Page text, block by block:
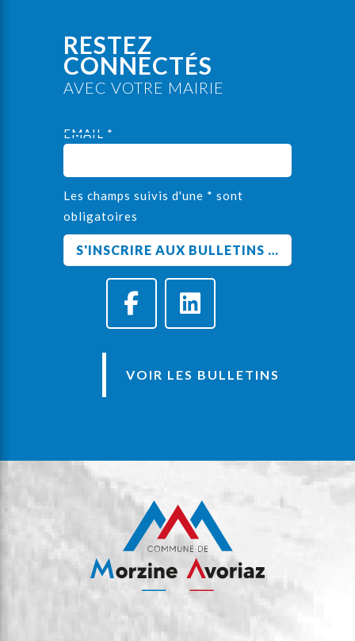
RESTEZ
CONNECTÉS
AVEC VOTRE MAIRIE
EMAIL *
Les champs suivis d'une * sont
obligatoires
VOIR LES BULLETINS